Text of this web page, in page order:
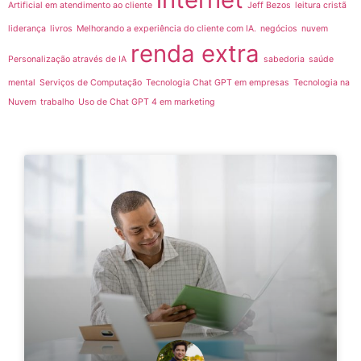
Artificial em atendimento ao cliente Jeff Bezos leitura cristã
liderança livros Melhorando a experiência do cliente com IA. negócios nuvem
Personalização através de IA renda extra sabedoria saúde
mental Serviços de Computação Tecnologia Chat GPT em empresas Tecnologia na
Nuvem trabalho Uso de Chat GPT 4 em marketing